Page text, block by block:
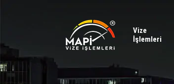
Vize
İşlemleri